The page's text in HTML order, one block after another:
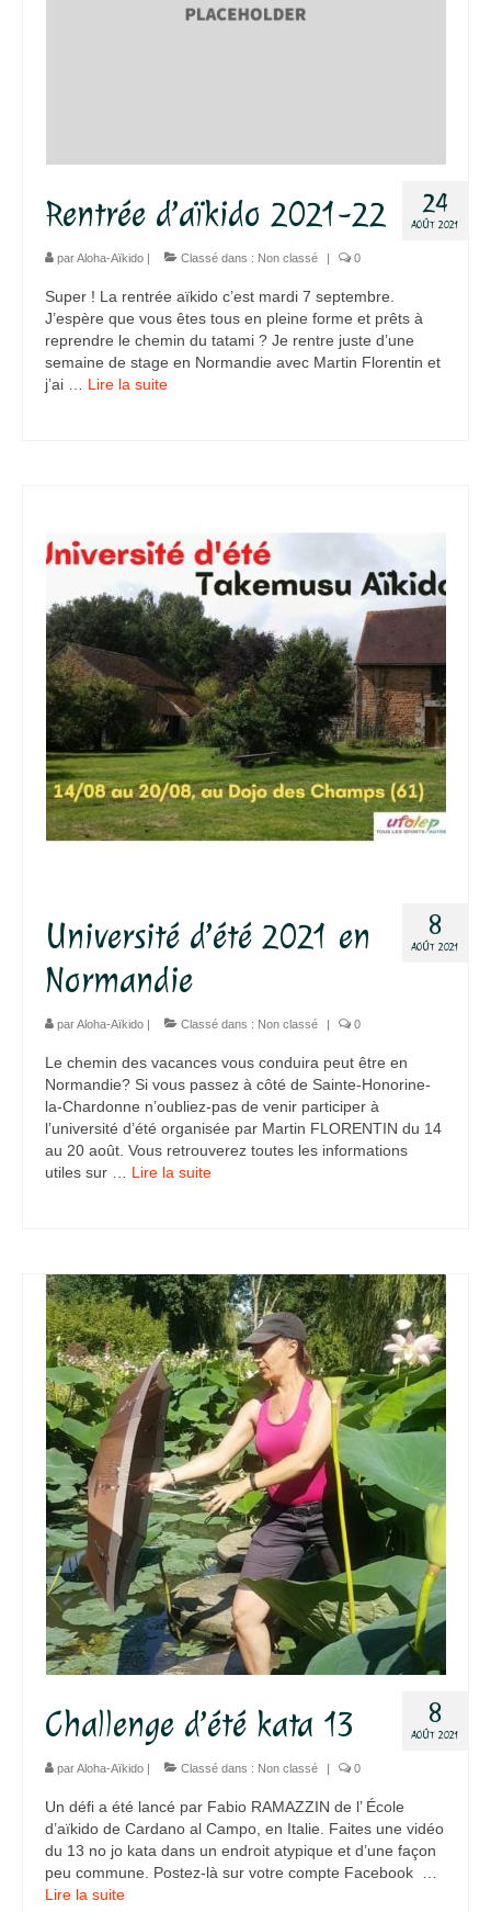
24
AOÛT 2021
Rentrée d’aïkido 2021-22
parAloha-Aïkido | Classé dans : Non classé | 0
Super ! La rentrée aïkido c’est mardi 7 septembre.
J’espère que vous êtes tous en pleine forme et prêts à
reprendre le chemin du tatami ? Je rentre juste d’une
semaine de stage en Normandie avec Martin Florentin et
j’ai … Lire la suite­­
8
AOÛT 2021
Université d’été 2021 en
Normandie
parAloha-Aïkido | Classé dans : Non classé | 0
Le chemin des vacances vous conduira peut être en
Normandie? Si vous passez à côté de Sainte-Honorine-
la-Chardonne n’oubliez-pas de venir participer à
l’université d’été organisée par Martin FLORENTIN du 14
au 20 août. Vous retrouverez toutes les informations
utiles sur … Lire la suite­­
8
AOÛT 2021
Challenge d’été kata 13
parAloha-Aïkido | Classé dans : Non classé | 0
Un défi a été lancé par Fabio RAMAZZIN de l’ École
d’aïkido de Cardano al Campo, en Italie. Faites une vidéo
du 13 no jo kata dans un endroit atypique et d’une façon
peu commune. Postez-là sur votre compte Facebook …
Lire la suite­­